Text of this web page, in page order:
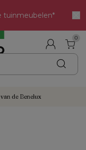
tuinmeubelen*
0
de Benelux